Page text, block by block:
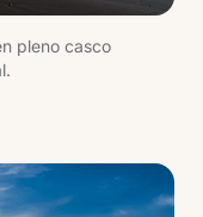
pleno casco